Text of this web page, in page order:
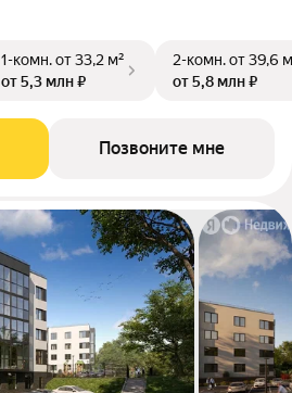
1-комн.от 33,2 м²
от 5,3 млн ₽
2-комн.от 39,6
от 5,8 млн ₽
Позвоните мне